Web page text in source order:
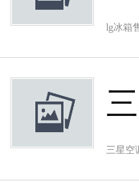
lg冰箱
三星空